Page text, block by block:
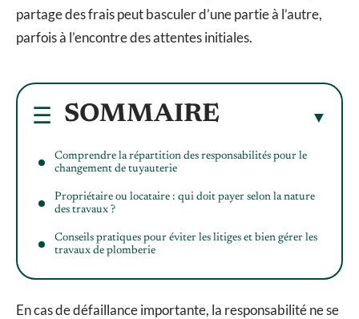
partage des frais peut basculer d’une partie à l’autre,
parfois à l’encontre des attentes initiales.
SOMMAIRE
Comprendre la répartition des responsabilités pour le
changement de tuyauterie
Propriétaire ou locataire : qui doit payer selon la nature
des travaux ?
Conseils pratiques pour éviter les litiges et bien gérer les
travaux de plomberie
En cas de défaillance importante, la responsabilité ne se